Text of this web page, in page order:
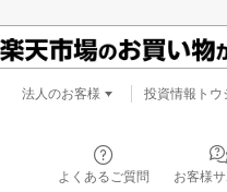
よくあるご質問 お客様
法人のお客様 投資情報トウ